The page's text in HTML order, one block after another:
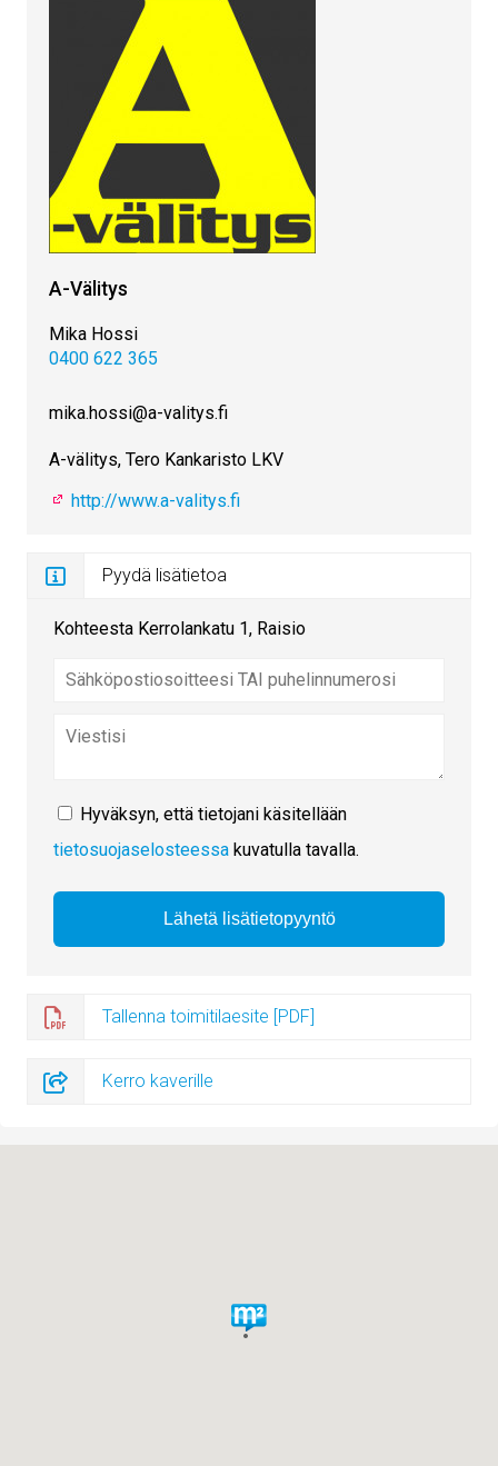
A-Välitys
Mika Hossi
0400 622 365
mika.hossi@a-valitys.fi
A-välitys, Tero Kankaristo LKV
http://www.a-valitys.fi
Pyydä lisätietoa
Kohteesta Kerrolankatu 1, Raisio
Hyväksyn, että tietojani käsitellään
tietosuojaselosteessa kuvatulla tavalla.
Tallenna toimitilaesite [PDF]
Kerro kaverille